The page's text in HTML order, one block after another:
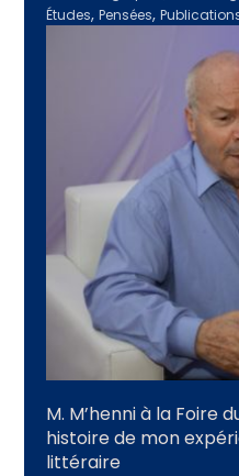
Études,Pensées,
M. M’henni à la Foire
histoire de mon
littéraire